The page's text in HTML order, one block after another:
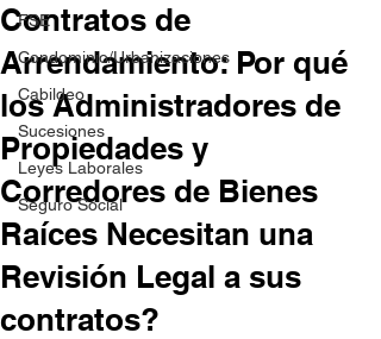
FSE
Condominio/Urbanizaciones
Cabildeo
Sucesiones
Leyes Laborales
Seguro Social
Contratos de
Arrendamiento: Por qué
los Administradores de
Propiedades y
Corredores de Bienes
Raíces Necesitan una
Revisión Legal a sus
contratos?